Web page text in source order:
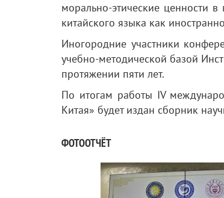
морально-этические ценности
китайского языка как
Иногородние участники
учебно-методической базой
протяжении пяти лет.
По итогам работы IV
Китая» будет издан сборник
ФОТООТЧЁТ